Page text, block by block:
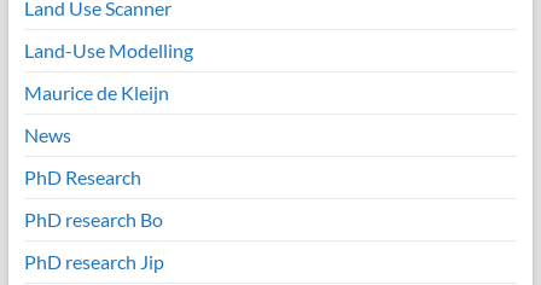
Land Use Scanner
Land-Use Modelling
Maurice de Kleijn
News
PhD Research
PhD research Bo
PhD research Jip